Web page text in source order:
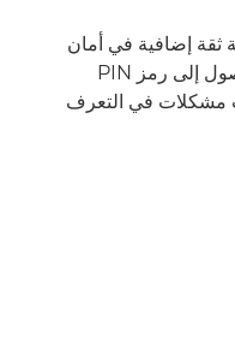
ثقة إضافية في أمان
البيانات؛ إذ إنها تستخدم نظام الوصول إلى رمز PIN
مشكلات في التعرف